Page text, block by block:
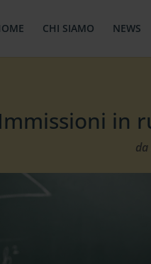
CHI SIAMO NEWS
Immissioni in
da